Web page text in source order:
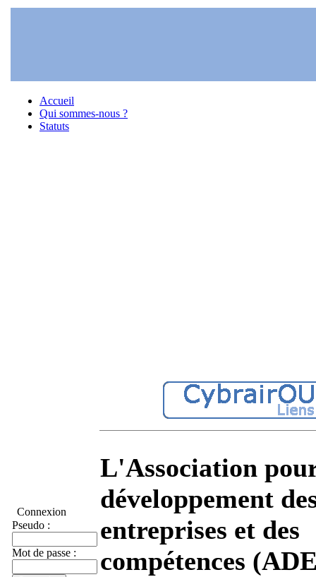
Accueil
Qui sommes-nous ?
Statuts
Connexion
Pseudo :
Mot de passe :
L'Association
développement
entreprises et des
compétences